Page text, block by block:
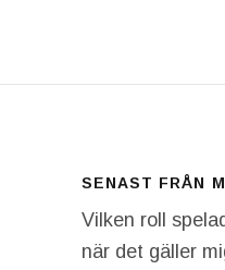
SENAST FRÅN
Vilken roll
när det gäller